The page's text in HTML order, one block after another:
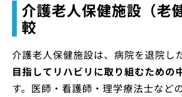
介護老人保健施設（老
較
介護老人保健施設は、病院を退院し
目指してリハビリに取り組むための
す。医師・看護師・理学療法士など